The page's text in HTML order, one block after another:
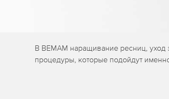
В BEMAM наращивание ресниц,
процедуры, которые подойдут